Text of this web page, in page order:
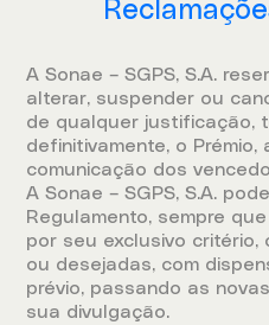
A Sonae – SGPS, S.A.
alterar, suspender ou
de qualquer justificação,
definitivamente, o Prémio,
comunicação dos
A Sonae – SGPS, S.A.
Regulamento, sempre
por seu exclusivo critério,
ou desejadas, com
prévio, passando as
sua divulgação.